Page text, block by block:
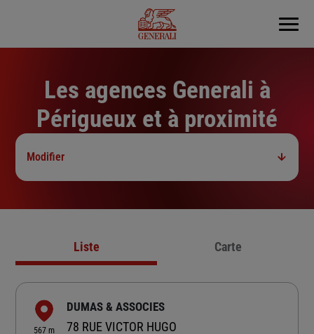
Menu
Les agences Generali à
Périgueux et à proximité
Modifier
Liste Carte
567 m
DUMAS & ASSOCIES
78 RUE VICTOR HUGO